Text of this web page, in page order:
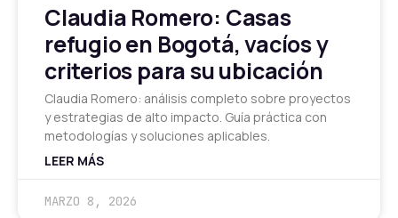
Claudia Romero: Casas
refugio en Bogotá, vacíos y
criterios para su ubicación
Claudia Romero: análisis completo sobre proyectos
y estrategias de alto impacto. Guía práctica con
metodologías y soluciones aplicables.
LEER MÁS
MARZO 8, 2026